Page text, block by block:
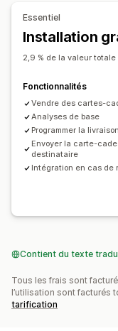
Rappels
Importation
Options de livraison
Envoi groupé E-mail
Essentiel
Installation
2,9 % de la valeur
Fonctionnalités
Vendre des cartes-
Analyses de base
Programmer la
Envoyer la carte-
destinataire
Intégration en cas de
Contient du texte
Tous les frais sont
l’utilisation sont facturés
tarification